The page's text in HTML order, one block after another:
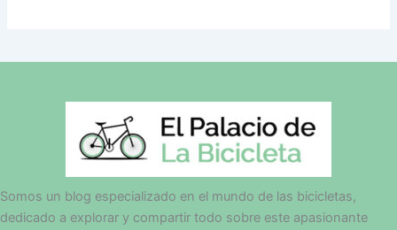
Somos un blog especializado en el mundo de las bicicletas,
dedicado a explorar y compartir todo sobre este apasionante